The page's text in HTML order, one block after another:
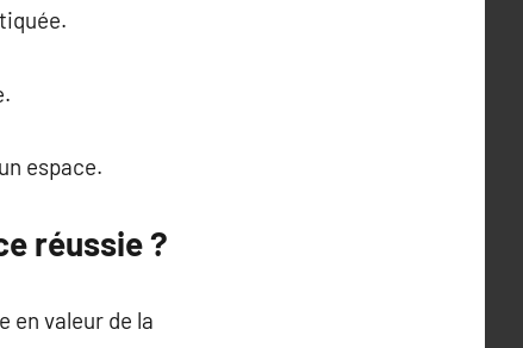
espace.
réussie ?
en valeur de la